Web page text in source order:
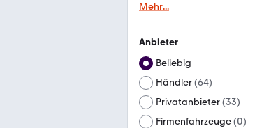
Mehr...
Anbieter
Beliebig
Händler(64)
Privatanbieter(33)
Firmenfahrzeuge(0)